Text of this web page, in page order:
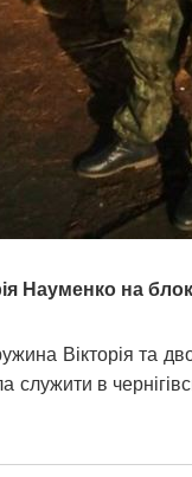
Науменко на
Вікторія та
служити в